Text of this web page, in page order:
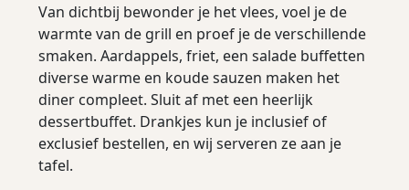
Van dichtbij bewonder je het vlees, voel je de
warmte van de grill en proef je de verschillende
smaken. Aardappels, friet, een salade buffetten
diverse warme en koude sauzen maken het
diner compleet. Sluit af met een heerlijk
dessertbuffet. Drankjes kun je inclusief of
exclusief bestellen, en wij serveren ze aan je
tafel.